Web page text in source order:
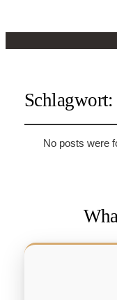
No posts were